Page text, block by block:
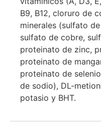
B9, B12, cloruro de
minerales (sulfato
sulfato de cobre,
proteinato de zinc,
proteinato de
proteinato de
de sodio), DL-
potasio y BHT.